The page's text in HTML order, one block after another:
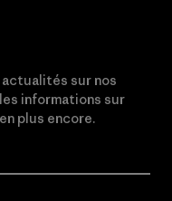
sur nos
informations sur
plus encore.